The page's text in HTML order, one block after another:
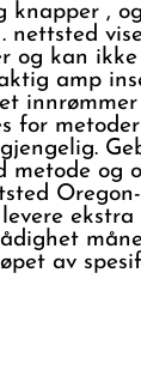
,
kan
amp
for
av